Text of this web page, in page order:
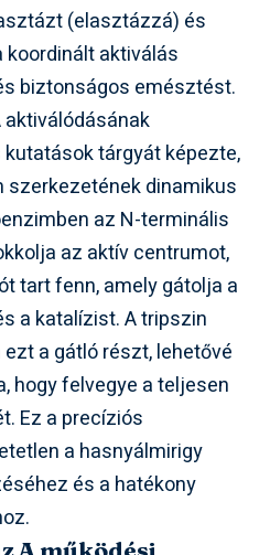
(elasztázzá) és
koordinált aktiválás
biztonságos emésztést.
tárgyát képezte,
dinamikus
az N-terminális
az aktív centrumot,
tart fenn, amely gátolja a
a katalízist. A tripszin
a gátló részt, lehetővé
hogy felvegye a teljesen
Ez a precíziós
a hasnyálmirigy
és a hatékony
A működési